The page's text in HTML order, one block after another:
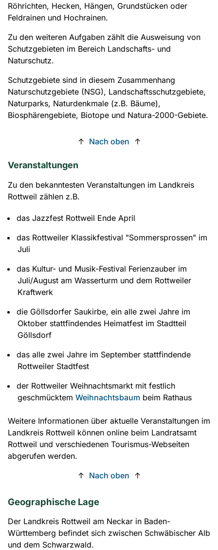
Röhrichten, Hecken, Hängen, Grundstücken oder
Feldrainen und Hochrainen.
Zu den weiteren Aufgaben zählt die Ausweisung von
Schutzgebieten im Bereich Landschafts- und
Naturschutz.
Schutzgebiete sind in diesem Zusammenhang
Naturschutzgebiete (NSG), Landschaftsschutzgebiete,
Naturparks, Naturdenkmale (z.B. Bäume),
Biosphärengebiete, Biotope und Natura-2000-Gebiete.
↑ Nach oben ↑
Veranstaltungen
Zu den bekanntesten Veranstaltungen im Landkreis
Rottweil zählen z.B.
das Jazzfest Rottweil Ende April
das Rottweiler Klassikfestival "Sommersprossen" im
Juli
das Kultur- und Musik-Festival Ferienzauber im
Juli/August am Wasserturm und dem Rottweiler
Kraftwerk
die Göllsdorfer Saukirbe, ein alle zwei Jahre im
Oktober stattfindendes Heimatfest im Stadtteil
Göllsdorf
das alle zwei Jahre im September stattfindende
Rottweiler Stadtfest
der Rottweiler Weihnachtsmarkt mit festlich
geschmücktem Weihnachtsbaum beim Rathaus
Weitere Informationen über aktuelle Veranstaltungen im
Landkreis Rottweil können online beim Landratsamt
Rottweil und verschiedenen Tourismus-Webseiten
abgerufen werden.
↑ Nach oben ↑
Geographische Lage
Der Landkreis Rottweil am Neckar in Baden-
Württemberg befindet sich zwischen Schwäbischer Alb
und dem Schwarzwald.